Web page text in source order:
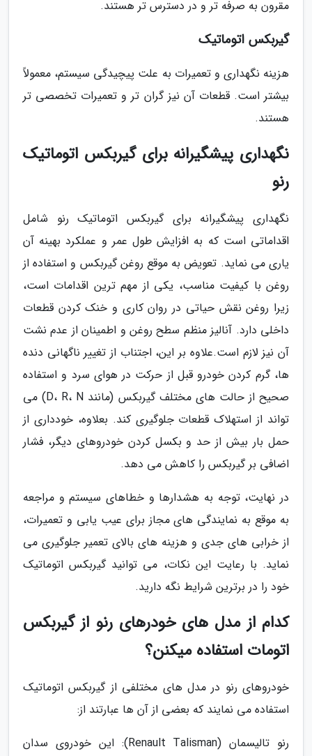
مقرون به صرفه تر و در دسترس تر هستند.
گیربکس اتوماتیک
هزینه نگهداری و تعمیرات به علت پیچیدگی سیستم، معمولاً
بیشتر است. قطعات آن نیز گران تر و تعمیرات تخصصی تر
هستند.
نگهداری پیشگیرانه برای گیربکس اتوماتیک
رنو
نگهداری پیشگیرانه برای گیربکس اتوماتیک رنو شامل
اقداماتی است که به افزایش طول عمر و عملکرد بهینه آن
یاری می نماید. تعویض به موقع روغن گیربکس و استفاده از
روغن با کیفیت مناسب، یکی از مهم ترین اقدامات است،
زیرا روغن نقش حیاتی در روان کاری و خنک کردن قطعات
داخلی دارد. آنالیز منظم سطح روغن و اطمینان از عدم نشت
آن نیز لازم است.علاوه بر این، اجتناب از تغییر ناگهانی دنده
ها، گرم کردن خودرو قبل از حرکت در هوای سرد و استفاده
صحیح از حالت های مختلف گیربکس (مانند D، R، N) می
تواند از استهلاک قطعات جلوگیری کند. بعلاوه، خودداری از
حمل بار بیش از حد و بکسل کردن خودروهای دیگر، فشار
اضافی بر گیربکس را کاهش می دهد.
در نهایت، توجه به هشدارها و خطاهای سیستم و مراجعه
به موقع به نمایندگی های مجاز برای عیب یابی و تعمیرات،
از خرابی های جدی و هزینه های بالای تعمیر جلوگیری می
نماید. با رعایت این نکات، می توانید گیربکس اتوماتیک
خود را در برترین شرایط نگه دارید.
کدام از مدل های خودرهای رنو از گیربکس
اتومات استفاده میکنن؟
خودروهای رنو در مدل های مختلفی از گیربکس اتوماتیک
استفاده می نمایند که بعضی از آن ها عبارتند از:
رنو تالیسمان (Renault Talisman): این خودروی سدان